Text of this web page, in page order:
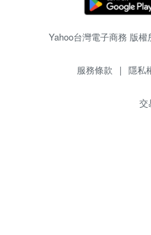
Yahoo台灣電子商務 版
服務條款 | 隱私
交